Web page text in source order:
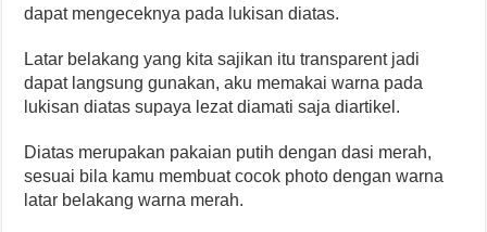
dapat mengeceknya pada lukisan diatas.
Latar belakang yang kita sajikan itu transparent jadi
dapat langsung gunakan, aku memakai warna pada
lukisan diatas supaya lezat diamati saja diartikel.
Diatas merupakan pakaian putih dengan dasi merah,
sesuai bila kamu membuat cocok photo dengan warna
latar belakang warna merah.